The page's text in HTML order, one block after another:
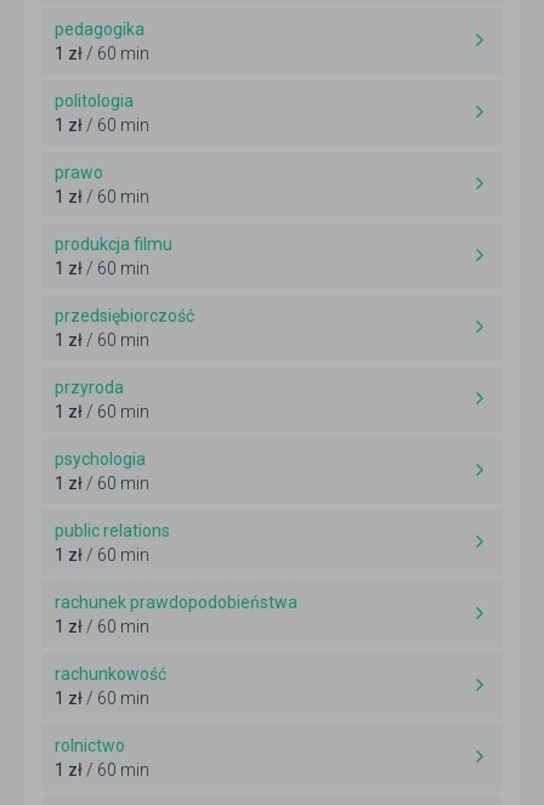
pedagogika
1 zł/ 60 min
politologia
1 zł/ 60 min
prawo
1 zł/ 60 min
produkcja filmu
1 zł/ 60 min
przedsiębiorczość
1 zł/ 60 min
przyroda
1 zł/ 60 min
psychologia
1 zł/ 60 min
public relations
1 zł/ 60 min
rachunek prawdopodobieństwa
1 zł/ 60 min
rachunkowość
1 zł/ 60 min
rolnictwo
1 zł/ 60 min